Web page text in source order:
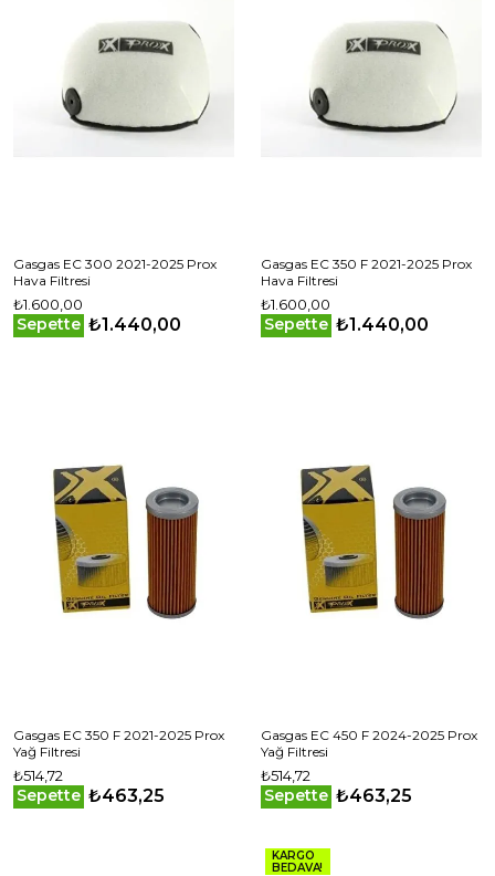
Gasgas EC 300 2021-2025 Prox
Hava Filtresi
₺1.600,00
Sepette ₺1.440,00
Gasgas EC 350 F 2021-2025 Prox
Hava Filtresi
₺1.600,00
Sepette ₺1.440,00
Gasgas EC 350 F 2021-2025 Prox
Yağ Filtresi
₺514,72
Sepette ₺463,25
Gasgas EC 450 F 2024-2025 Prox
Yağ Filtresi
₺514,72
Sepette ₺463,25
KARGO
BEDAVA!